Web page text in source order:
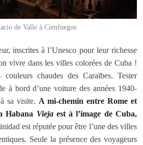
de Valle à Cienfuegos
inscrites à l’Unesco pour leur richesse
vivre dans les villes colorées de Cuba !
chaudes des Caraïbes. Tester
à bord d’une voiture des années 1940-
sa visite. A mi-chemin entre Rome et
Habana Viejaest à l’image de Cuba,
est réputée pour être l’une des villes
Seule la présence des voyageurs